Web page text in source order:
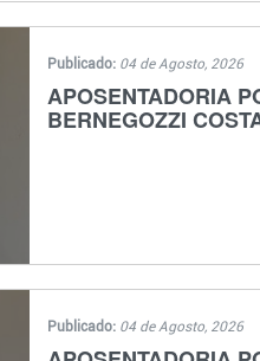
Publicado: 04 de Agosto, 2026
APOSENTADORIA
BERNEGOZZI
Publicado: 04 de Agosto, 2026